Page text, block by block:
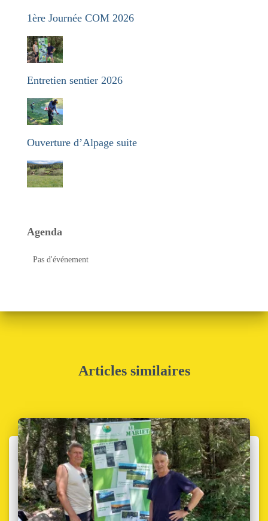
1ère Journée COM 2026
Entretien sentier 2026
Ouverture d’Alpage suite
Agenda
Pas d'événement
Articles similaires